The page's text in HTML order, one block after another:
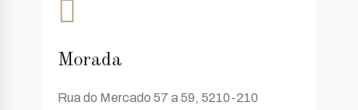
Morada
Rua do Mercado 57 a 59, 5210-210